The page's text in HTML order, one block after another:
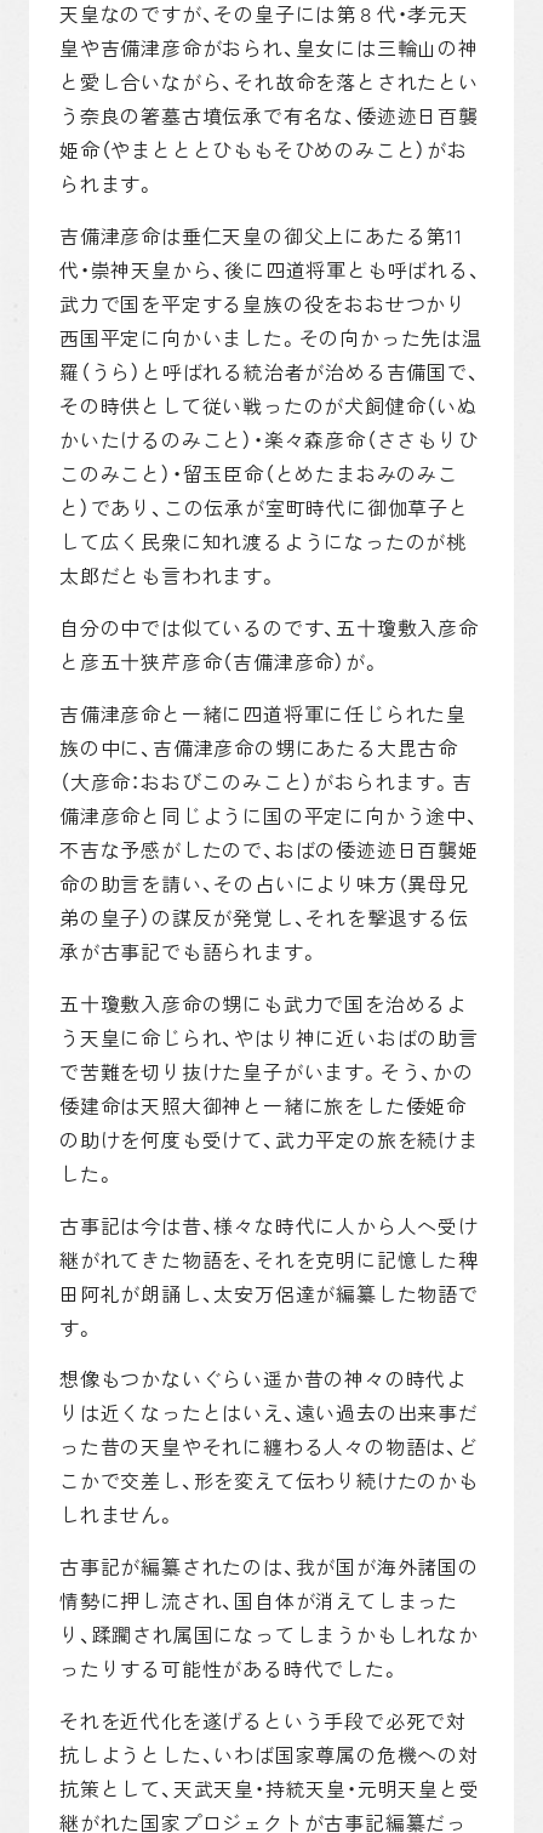
天皇なのですが、その皇子には第８代・孝元天
皇や吉備津彦命がおられ、皇女には三輪山の神
と愛し合いながら、それ故命を落とされたとい
う奈良の箸墓古墳伝承で有名な、倭迹迹日百襲
姫命（やまとととひももそひめのみこと）がお
られます。
吉備津彦命は垂仁天皇の御父上にあたる第11
代・崇神天皇から、後に四道将軍とも呼ばれる、
武力で国を平定する皇族の役をおおせつかり
西国平定に向かいました。その向かった先は温
羅（うら）と呼ばれる統治者が治める吉備国で、
その時供として従い戦ったのが犬飼健命（いぬ
かいたけるのみこと）・楽々森彦命（ささもりひ
このみこと）・留玉臣命（とめたまおみのみこ
と）であり、この伝承が室町時代に御伽草子と
して広く民衆に知れ渡るようになったのが桃
太郎だとも言われます。
自分の中では似ているのです、五十瓊敷入彦命
と彦五十狭芹彦命（吉備津彦命）が。
吉備津彦命と一緒に四道将軍に任じられた皇
族の中に、吉備津彦命の甥にあたる大毘古命
（大彦命：おおびこのみこと）がおられます。吉
備津彦命と同じように国の平定に向かう途中、
不吉な予感がしたので、おばの倭迹迹日百襲姫
命の助言を請い、その占いにより味方（異母兄
弟の皇子）の謀反が発覚し、それを撃退する伝
承が古事記でも語られます。
五十瓊敷入彦命の甥にも武力で国を治めるよ
う天皇に命じられ、やはり神に近いおばの助言
で苦難を切り抜けた皇子がいます。そう、かの
倭建命は天照大御神と一緒に旅をした倭姫命
の助けを何度も受けて、武力平定の旅を続けま
した。
古事記は今は昔、様々な時代に人から人へ受け
継がれてきた物語を、それを克明に記憶した稗
田阿礼が朗誦し、太安万侶達が編纂した物語で
す。
想像もつかないぐらい遥か昔の神々の時代よ
りは近くなったとはいえ、遠い過去の出来事だ
った昔の天皇やそれに纏わる人々の物語は、ど
こかで交差し、形を変えて伝わり続けたのかも
しれません。
古事記が編纂されたのは、我が国が海外諸国の
情勢に押し流され、国自体が消えてしまった
り、蹂躙され属国になってしまうかもしれなか
ったりする可能性がある時代でした。
それを近代化を遂げるという手段で必死で対
抗しようとした、いわば国家尊属の危機への対
抗策として、天武天皇・持統天皇・元明天皇と受
継がれた国家プロジェクトが古事記編纂だっ